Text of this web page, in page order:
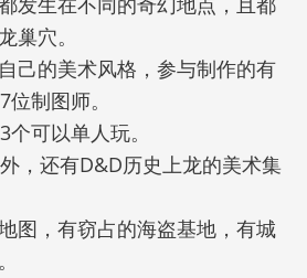
巢穴。
己的美术风格，参与制作的有
制图师。
可以单人玩。
，还有D&D历史上龙的美术集
图，有窃占的海盗基地，有城